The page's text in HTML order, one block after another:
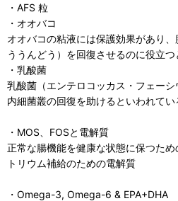
・AFS 粒
・オオバコ
オオバコの粘液には保護効果があり
ううんどう）を回復させるのに役立
・乳酸菌
乳酸菌（エンテロコッカス・フェー
内細菌叢の回復を助けるといわれてい
・MOS、FOSと電解質
正常な腸機能を健康な状態に保つた
トリウム補給のための電解質
・Omega-3, Omega-6 & EPA+DHA